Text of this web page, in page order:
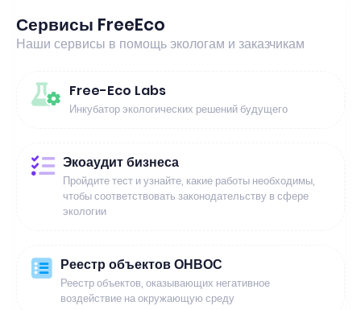
Сервисы FreeEco
Наши сервисы в помощь экологам и заказчикам
Free-Eco Labs
Инкубатор экологических решений будущего
Экоаудит бизнеса
Пройдите тест и узнайте, какие работы необходимы,
чтобы соответствовать законодательству в сфере
экологии
Реестр объектов ОНВОС
Реестр объектов, оказывающих негативное
воздействие на окружающую среду